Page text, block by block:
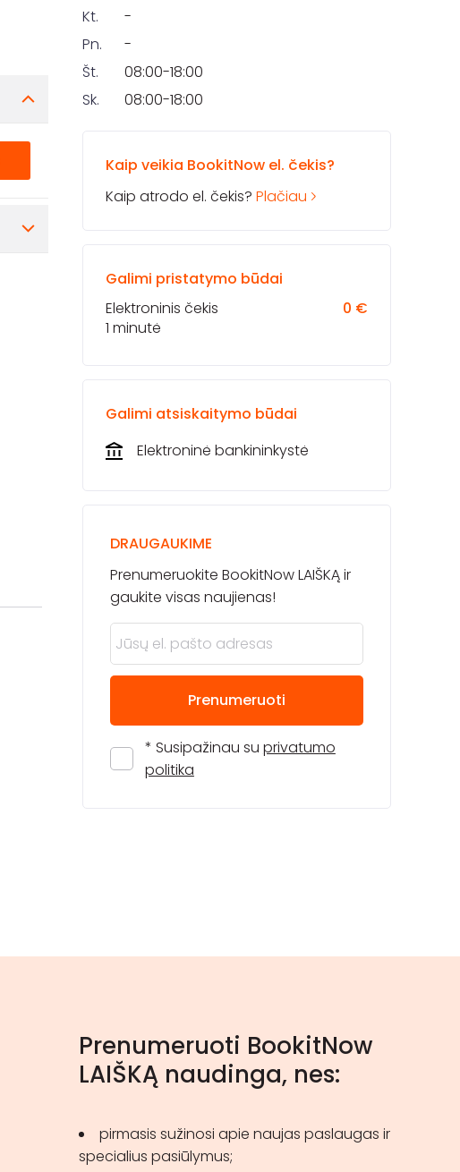
Kt.
-
Pn.
-
Št.
08:00-18:00
Sk.
08:00-18:00
Kaip veikia BookitNow el. čekis?
Kaip atrodo el. čekis? Plačiau
Galimi pristatymo būdai
0 €
Elektroninis čekis
1 minutė
Galimi atsiskaitymo būdai
Elektroninė bankininkystė
DRAUGAUKIME
Prenumeruokite BookitNow LAIŠKĄ ir
gaukite visas naujienas!
Prenumeruoti
* Susipažinau su privatumo
politika
Prenumeruoti BookitNow
LAIŠKĄ naudinga, nes:
pirmasis sužinosi apie naujas paslaugas ir
specialius pasiūlymus;